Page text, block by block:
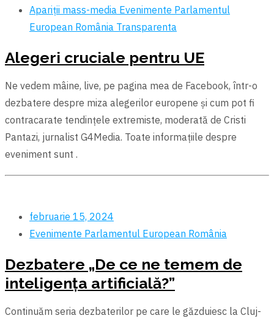
Apariții mass-media Evenimente Parlamentul
European România Transparenta
Alegeri cruciale pentru UE
Ne vedem mâine, live, pe pagina mea de Facebook, într-o
dezbatere despre miza alegerilor europene și cum pot fi
contracarate tendințele extremiste, moderată de Cristi
Pantazi, jurnalist G4Media. Toate informațiile despre
eveniment sunt .
februarie 15, 2024
Evenimente Parlamentul European România
Dezbatere „De ce ne temem de
inteligența artificială?”
Continuăm seria dezbaterilor pe care le găzduiesc la Cluj-